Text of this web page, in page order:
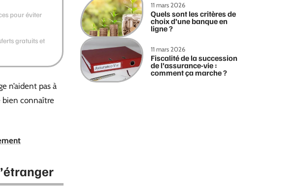
pour éviter
gratuits et
n’aident pas à
bien connaître
11 mars 2026
Quels sont les critères de
choix d’une banque en
ligne ?
11 mars 2026
Fiscalité de la succession
de l’assurance-vie :
comment ça marche ?